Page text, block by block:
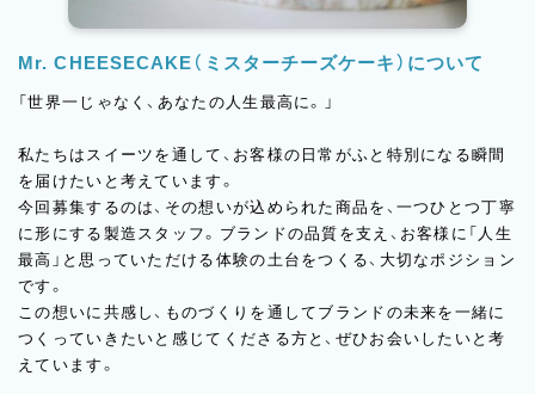
Mr. CHEESECAKE（ミスターチーズケーキ）について
「世界一じゃなく、あなたの人生最高に。」
私たちはスイーツを通して、お客様の日常がふと特別になる瞬間
を届けたいと考えています。
今回募集するのは、その想いが込められた商品を、一つひとつ丁寧
に形にする製造スタッフ。ブランドの品質を支え、お客様に「人生
最高」と思っていただける体験の土台をつくる、大切なポジション
です。
この想いに共感し、ものづくりを通してブランドの未来を一緒に
つくっていきたいと感じてくださる方と、ぜひお会いしたいと考
えています。